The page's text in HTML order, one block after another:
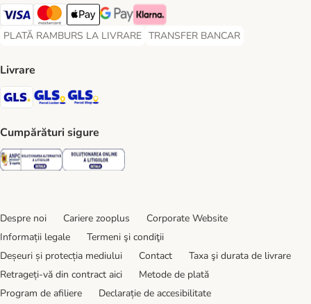
Visa Payment Method
Master Card Payment Method
Apple Pay Payment Method
Google Pay Payment Method
Klarna Payment Method
PLATĂ RAMBURS LA LIVRARE
PLATĂ RAMBURS LA LIVRARE Payment Method
TRANSFER BANCAR
TRANSFER BANCAR Payment
Livrare
GLS Shipping Method
GLS Locker Shipping Method
Cumpărături sigure
Security Security
Despre noi Cariere zooplus
Corporate Website
Informații legale
Termeni şi condiţii
Deșeuri și protecția mediului
Contact
Taxa şi durata de livrare
Retrageți-vă din contract aici
Metode de plată
Program de afiliere
Declarație de accesibilitate